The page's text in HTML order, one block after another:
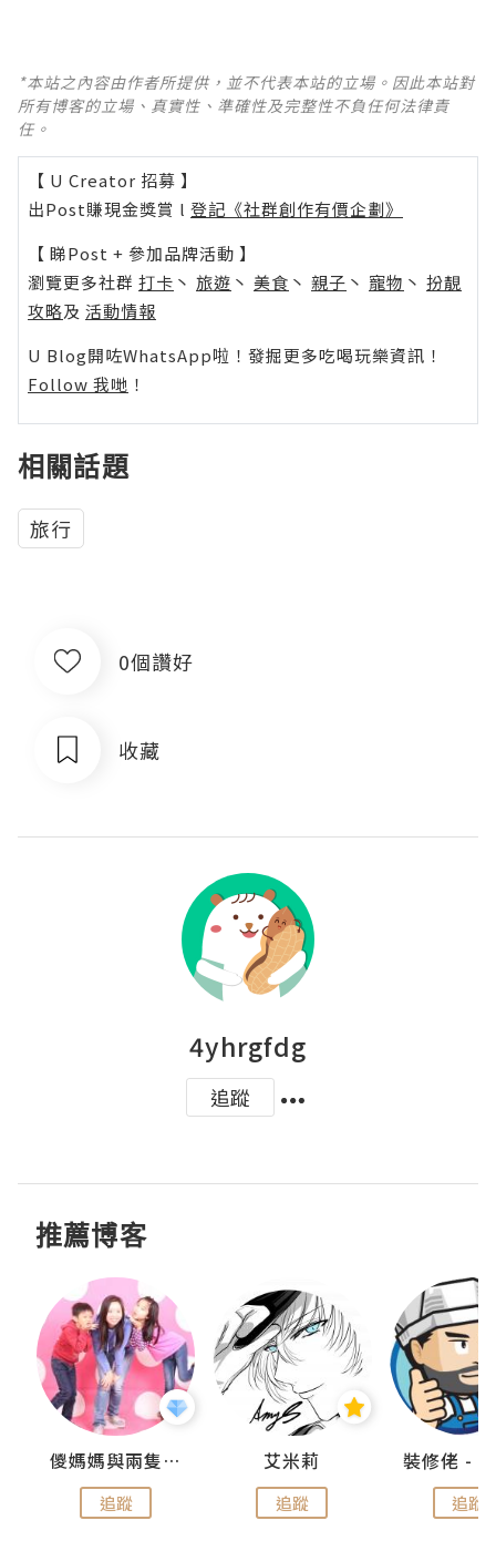
*本站之內容由作者所提供，並不代表本站的立場。因此本站對
所有博客的立場、真實性、準確性及完整性不負任何法律責
任。
【 U Creator 招募 】
出Post賺現金獎賞 l 登記《社群創作有價企劃》
【 睇Post + 參加品牌活動 】
瀏覽更多社群 打卡 丶 旅遊 丶 美食 丶 親子 丶 寵物 丶 扮靚
攻略及 活動情報
U Blog開咗WhatsApp啦！發掘更多吃喝玩樂資訊！
Follow 我哋 ！
相關話題
旅行
0個讚好
收藏
4yhrgfdg
追蹤
推薦博客
儍媽媽與兩隻小魔怪之家
追蹤
艾米莉
追蹤 追蹤